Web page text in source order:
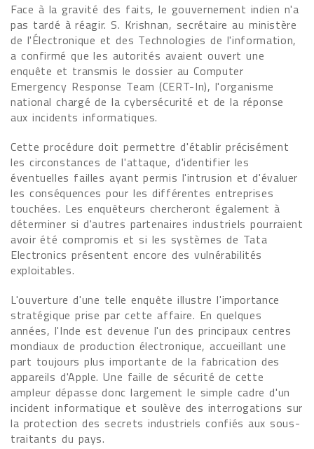
Face à la gravité des faits, le gouvernement indien n'a
pas tardé à réagir. S. Krishnan, secrétaire au ministère
de l'Électronique et des Technologies de l'information,
a confirmé que les autorités avaient ouvert une
enquête et transmis le dossier au Computer
Emergency Response Team (CERT-In), l'organisme
national chargé de la cybersécurité et de la réponse
aux incidents informatiques.
Cette procédure doit permettre d'établir précisément
les circonstances de l'attaque, d'identifier les
éventuelles failles ayant permis l'intrusion et d'évaluer
les conséquences pour les différentes entreprises
touchées. Les enquêteurs chercheront également à
déterminer si d'autres partenaires industriels pourraient
avoir été compromis et si les systèmes de Tata
Electronics présentent encore des vulnérabilités
exploitables.
L'ouverture d'une telle enquête illustre l'importance
stratégique prise par cette affaire. En quelques
années, l'Inde est devenue l'un des principaux centres
mondiaux de production électronique, accueillant une
part toujours plus importante de la fabrication des
appareils d'Apple. Une faille de sécurité de cette
ampleur dépasse donc largement le simple cadre d'un
incident informatique et soulève des interrogations sur
la protection des secrets industriels confiés aux sous-
traitants du pays.